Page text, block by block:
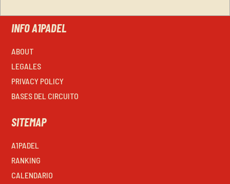
INFO A1PADEL
ABOUT
LEGALES
PRIVACY POLICY
BASES DEL CIRCUITO
SITEMAP
A1PADEL
RANKING
CALENDARIO